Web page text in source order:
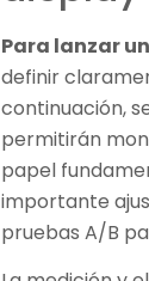
Para lanzar
definir
continuación,
permitirán
papel
importante
pruebas A/B